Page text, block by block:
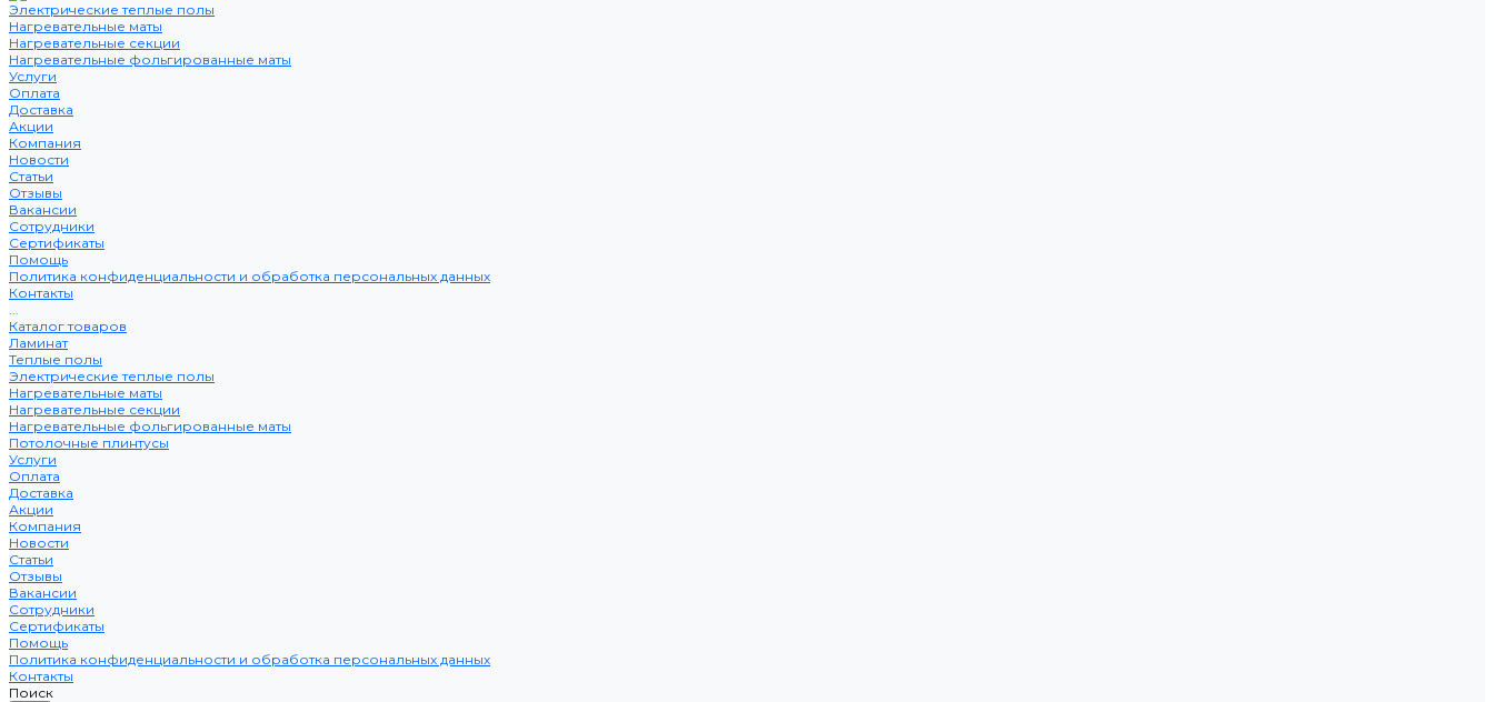
Электрические теплые полы
Нагревательные маты
Нагревательные секции
Нагревательные фольгированные маты
Услуги
Оплата
Доставка
Акции
Компания
Новости
Статьи
Отзывы
Вакансии
Сотрудники
Сертификаты
Помощь
Политика конфиденциальности и обработка персональных данных
Контакты
...
Каталог товаров
Ламинат
Теплые полы
Электрические теплые полы
Нагревательные маты
Нагревательные секции
Нагревательные фольгированные маты
Потолочные плинтусы
Услуги
Оплата
Доставка
Акции
Компания
Новости
Статьи
Отзывы
Вакансии
Сотрудники
Сертификаты
Помощь
Политика конфиденциальности и обработка персональных данных
Контакты
Поиск